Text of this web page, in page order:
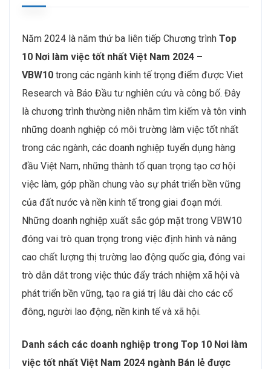
Năm 2024 là năm thứ ba liên tiếp Chương trình Top
10 Nơi làm việc tốt nhất Việt Nam 2024 –
VBW10 trong các ngành kinh tế trọng điểm được Viet
Research và Báo Đầu tư nghiên cứu và công bố. Đây
là chương trình thường niên nhằm tìm kiếm và tôn vinh
những doanh nghiệp có môi trường làm việc tốt nhất
trong các ngành, các doanh nghiệp tuyển dụng hàng
đầu Việt Nam, những thành tố quan trọng tạo cơ hội
việc làm, góp phần chung vào sự phát triển bền vững
của đất nước và nền kinh tế trong giai đoạn mới.
Những doanh nghiệp xuất sắc góp mặt trong VBW10
đóng vai trò quan trọng trong việc định hình và nâng
cao chất lượng thị trường lao động quốc gia, đóng vai
trò dẫn dắt trong việc thúc đẩy trách nhiệm xã hội và
phát triển bền vững, tạo ra giá trị lâu dài cho các cổ
đông, người lao động, nền kinh tế và xã hội.
Danh sách các doanh nghiệp trong Top 10 Nơi làm
việc tốt nhất Việt Nam 2024 ngành Bán lẻ được